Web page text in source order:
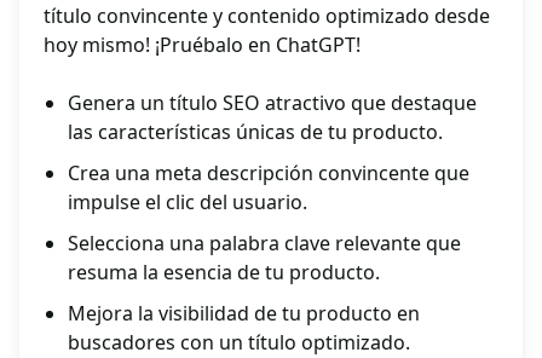
título convincente y contenido optimizado desde
hoy mismo! ¡Pruébalo en ChatGPT!
Genera un título SEO atractivo que destaque
las características únicas de tu producto.
Crea una meta descripción convincente que
impulse el clic del usuario.
Selecciona una palabra clave relevante que
resuma la esencia de tu producto.
Mejora la visibilidad de tu producto en
buscadores con un título optimizado.